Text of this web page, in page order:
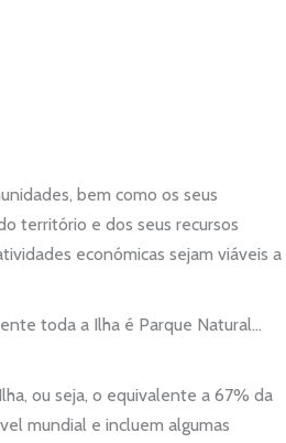
bem como os seus
território e dos seus recursos
económicas sejam viáveis a
toda a Ilha é Parque Natural…
ou seja, o equivalente a 67% da
mundial e incluem algumas